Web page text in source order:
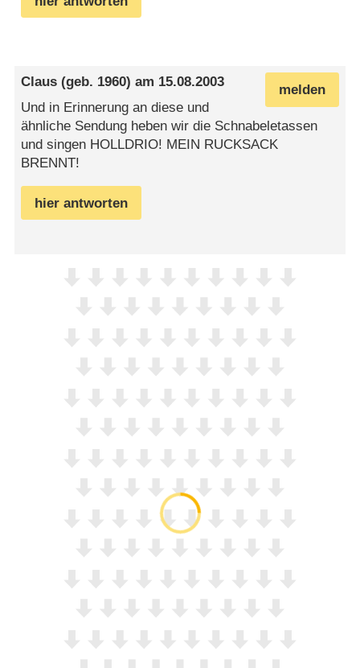
melden
Claus (geb. 1960) am 15.08.2003
Und in Erinnerung an diese und
ähnliche Sendung heben wir die Schnabeletassen
und singen HOLLDRIO! MEIN RUCKSACK
BRENNT!
hier antworten